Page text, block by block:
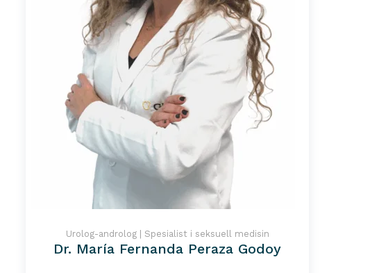
Urolog-androlog | Spesialist i seksuell medisin
Dr. María Fernanda Peraza Godoy